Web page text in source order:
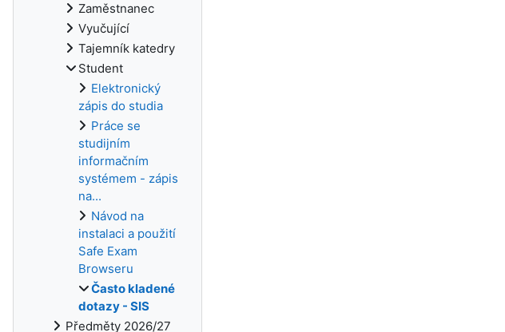
Zaměstnanec
Vyučující
Tajemník katedry
Student
Elektronický
zápis do studia
Práce se
studijním
informačním
systémem - zápis
na...
Návod na
instalaci a použití
Safe Exam
Browseru
Často kladené
dotazy - SIS
Předměty 2026/27